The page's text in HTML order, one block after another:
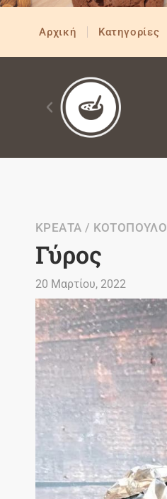
Αρχική Κατηγορίες
ΚΡΕΑΤΑ / ΚΟΤΟΠΟΥΛΟ
Γύρος
20 Μαρτίου, 2022